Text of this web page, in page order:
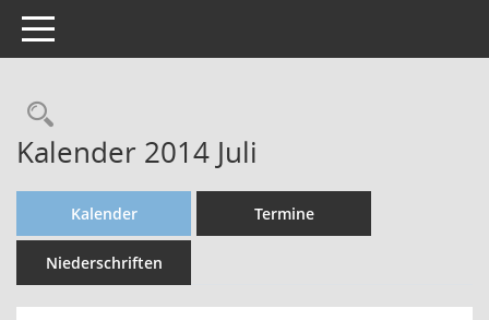
Toggle navigation
Kalender 2014 Juli
Kalender Termine
Niederschriften